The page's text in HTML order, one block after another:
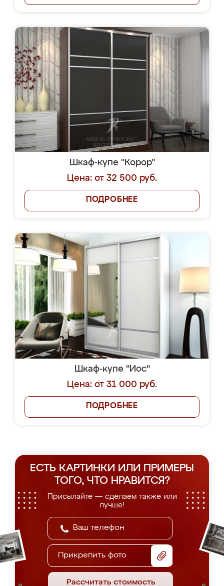
Шкаф-купе "Корор"
Цена: от 32 500 руб.
ПОДРОБНЕЕ
Шкаф-купе "Иос"
Цена: от 31 000 руб.
ПОДРОБНЕЕ
ЕСТЬ КАРТИНКИ ИЛИ ПРИМЕРЫ
ТОГО, ЧТО НРАВИТСЯ?
Присылайте — сделаем также или
лучше!
Прикрепить фото
Рассчитать стоимость